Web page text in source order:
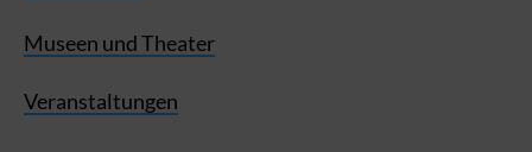
Museen und Theater
Veranstaltungen